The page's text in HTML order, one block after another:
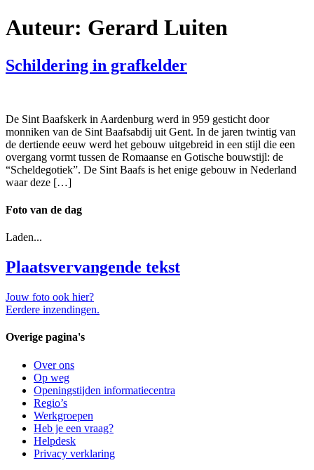
Auteur: Gerard Luiten
Schildering in grafkelder
De Sint Baafskerk in Aardenburg werd in 959 gesticht door
monniken van de Sint Baafsabdij uit Gent. In de jaren twintig van
de dertiende eeuw werd het gebouw uitgebreid in een stijl die een
overgang vormt tussen de Romaanse en Gotische bouwstijl: de
“Scheldegotiek”. De Sint Baafs is het enige gebouw in Nederland
waar deze […]
Foto van de dag
Laden...
Plaatsvervangende tekst
Jouw foto ook hier?
Eerdere inzendingen.
Overige pagina's
Over ons
Op weg
Openingstijden informatiecentra
Regio’s
Werkgroepen
Heb je een vraag?
Helpdesk
Privacy verklaring